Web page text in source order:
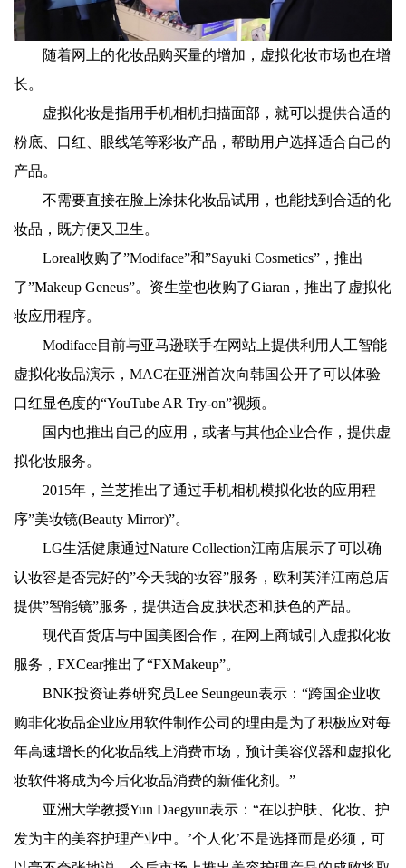
随着网上的化妆品购买量的增加，虚拟化妆市场也在增
长。
虚拟化妆是指用手机相机扫描面部，就可以提供合适的
粉底、口红、眼线笔等彩妆产品，帮助用户选择适合自己的
产品。
不需要直接在脸上涂抹化妆品试用，也能找到合适的化
妆品，既方便又卫生。
Loreal收购了”Modiface”和”Sayuki Cosmetics”，推出
了”Makeup Geneus”。资生堂也收购了Giaran，推出了虚拟化
妆应用程序。
Modiface目前与亚马逊联手在网站上提供利用人工智能
虚拟化妆品演示，MAC在亚洲首次向韩国公开了可以体验
口红显色度的“YouTube AR Try-on”视频。
国内也推出自己的应用，或者与其他企业合作，提供虚
拟化妆服务。
2015年，兰芝推出了通过手机相机模拟化妆的应用程
序”美妆镜(Beauty Mirror)”。
LG生活健康通过Nature Collection江南店展示了可以确
认妆容是否完好的”今天我的妆容”服务，欧利芙洋江南总店
提供”智能镜”服务，提供适合皮肤状态和肤色的产品。
现代百货店与中国美图合作，在网上商城引入虚拟化妆
服务，FXCear推出了“FXMakeup”。
BNK投资证券研究员Lee Seungeun表示：“跨国企业收
购非化妆品企业应用软件制作公司的理由是为了积极应对每
年高速增长的化妆品线上消费市场，预计美容仪器和虚拟化
妆软件将成为今后化妆品消费的新催化剂。”
亚洲大学教授Yun Daegyun表示：“在以护肤、化妆、护
发为主的美容护理产业中。’个人化’不是选择而是必须，可